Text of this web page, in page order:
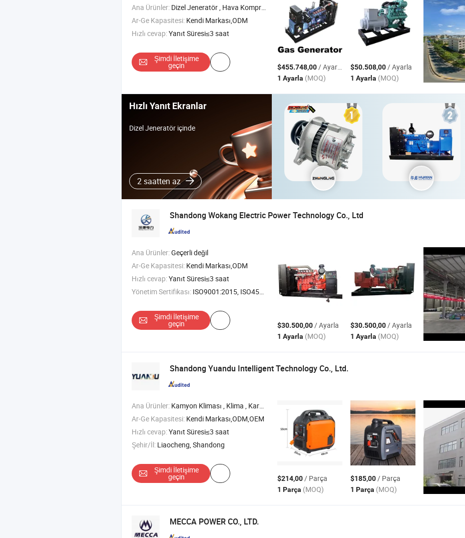
Ana Ürünler: Dizel Jeneratör , Hava Kompresörü , Güç Jeneratörü , Taşınabilir Vida Kompresörü , Dizel Jenerat
Ar-Ge Kapasitesi: Kendi Markası,ODM
Hızlı cevap:Yanıt Süresi≤3 saat
Şimdi İletişime
geçin $455.748,00/ Ayarla
1 Ayarla (MOQ)
$50.508,00/ Ayarla
1 Ayarla (MOQ)
Hızlı Yanıt Ekranlar
Dizel Jeneratör içinde
2 saatten az
Shandong Wokang Electric Power Technology Co., Ltd
Ana Ürünler:Geçerli değil
Ar-Ge Kapasitesi: Kendi Markası,ODM
Hızlı cevap:Yanıt Süresi≤3 saat
Yönetim Sertifikası: ISO9001:2015, ISO45001:2018, ISO14001
Şimdi İletişime
geçin $30.500,00/ Ayarla
1 Ayarla (MOQ)
$30.500,00/ Ayarla
1 Ayarla (MOQ)
Shandong Yuandu Intelligent Technology Co., Ltd.
Ana Ürünler: Kamyon Kliması , Klima , Karavan Kliması , Elektrik Jeneratörü , Sörf Tahtası
Ar-Ge Kapasitesi: Kendi Markası,ODM,OEM
Hızlı cevap:Yanıt Süresi≤3 saat
Şehir/İl: Liaocheng, Shandong
Şimdi İletişime
geçin $214,00/ Parça
1 Parça (MOQ)
$185,00/ Parça
1 Parça (MOQ)
MECCA POWER CO., LTD.